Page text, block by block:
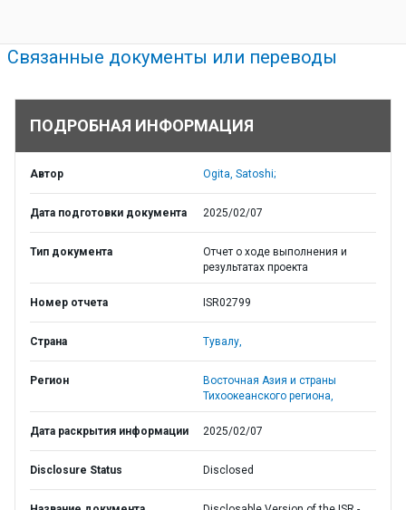
Связанные документы или переводы
ПОДРОБНАЯ ИНФОРМАЦИЯ
Автор Ogita, Satoshi;
Дата подготовки документа 2025/02/07
Тип документа
Отчет о ходе выполнения и
результатах проекта
Номер отчета ISR02799
Страна Тувалу,
Регион
Восточная Азия и страны
Тихоокеанского региона,
Дата раскрытия информации 2025/02/07
Disclosure Status Disclosed